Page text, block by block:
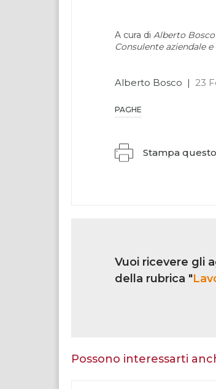
A cura di Alberto
Consulente aziendale
Alberto Bosco | 23
PAGHE
Stampa
Vuoi ricevere gli
della rubrica "
essere
Possono interessarti